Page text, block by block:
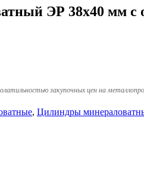
ЭР 38х40 мм с
закупочных цен на
, Цилиндры